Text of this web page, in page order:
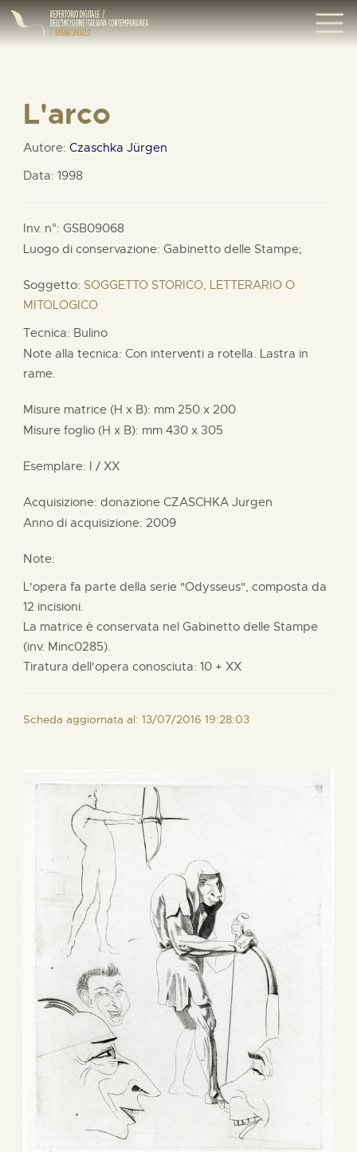
L'arco
Autore: Czaschka Jürgen
Data: 1998
Inv. n°: GSB09068
Luogo di conservazione: Gabinetto delle Stampe;
Soggetto: SOGGETTO STORICO, LETTERARIO O
MITOLOGICO
Tecnica: Bulino
Note alla tecnica: Con interventi a rotella. Lastra in
rame.
Misure matrice (H x B): mm 250 x 200
Misure foglio (H x B): mm 430 x 305
Esemplare: I / XX
Acquisizione: donazione CZASCHKA Jurgen
Anno di acquisizione: 2009
Note:
L'opera fa parte della serie "Odysseus", composta da
12 incisioni.
La matrice è conservata nel Gabinetto delle Stampe
(inv. Minc0285).
Tiratura dell'opera conosciuta: 10 + XX
Scheda aggiornata al: 13/07/2016 19:28:03